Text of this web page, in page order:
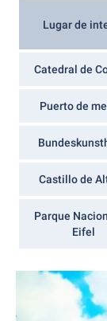
Lugar de
Catedral de
Puerto de
Castillo de
Parque
Eifel